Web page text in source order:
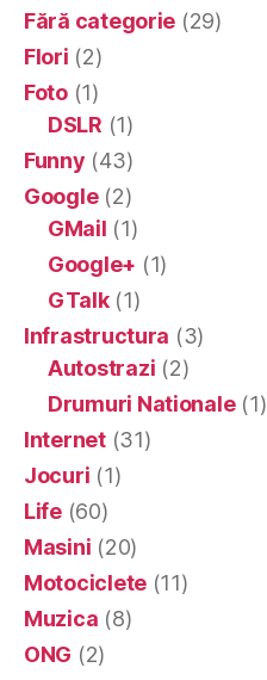
Fără categorie (29)
Flori (2)
Foto(1)
DSLR (1)
Funny (43)
Google(2)
GMail (1)
Google+ (1)
GTalk(1)
Infrastructura (3)
Autostrazi (2)
Drumuri Nationale(1)
Internet(31)
Jocuri (1)
Life(60)
Masini (20)
Motociclete (11)
Muzica (8)
ONG (2)